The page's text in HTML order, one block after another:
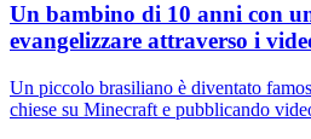
Un bambino di 10 anni con
evangelizzare attraverso i
Un piccolo brasiliano è diventato
chiese su Minecraft e pubblicando